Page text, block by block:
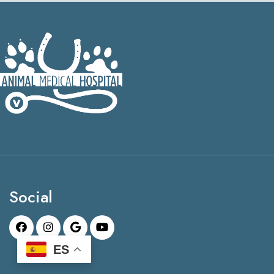
Social
ES